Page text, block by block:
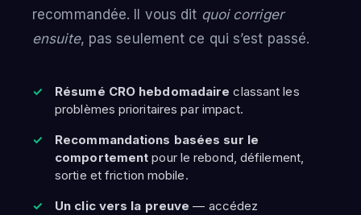
recommandée. Il vous dit quoi corriger
ensuite, pas seulement ce qui s’est passé.
Résumé CRO hebdomadaire classant les
problèmes prioritaires par impact.
Recommandations basées sur le
comportement pour le rebond, défilement,
sortie et friction mobile.
Un clic vers la preuve — accédez